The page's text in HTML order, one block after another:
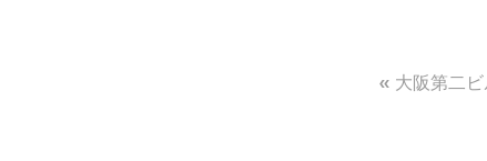
投
大阪第二